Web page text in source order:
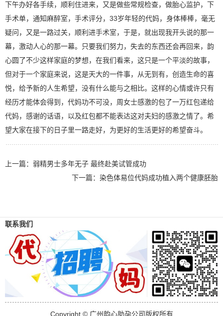
下午办好各手续，顺利住进来，又是做些常规检查，做胎心监护，下
手术单，通知麻醉室，手术评分，33岁年轻的代妈，身体棒棒，毫无
疑问，又是一路过关，顺利进手术室，于是，就出现我开头说的那一
幕，激动人心的那一幕。只要我们努力，失去的东西还会再回来，韵
心圆了不少这样家庭的梦想，在我们看来，这只是一个平淡的故事，
但对于一个家庭来说，这是天大的一件事，从无到有，创造生命的喜
悦，给予新的人生希望，没有什么能与之相比。这样的心情或许只有
经历才能体会得到，代妈功不可没，周女士感激的包了一万红包递给
代妈，感谢的话语，以及红包都不能表达这对夫妇的感激之情了。希
望大家在接下的日子里一路走好，为更好的生活更好的希望奋斗。
上一篇： 弱精男士多年无子 最终赴美试管成功
下一篇： 染色体易位代妈成功植入两个健康胚胎
联系我们
Copyright © 广州韵心助孕公司版权所有